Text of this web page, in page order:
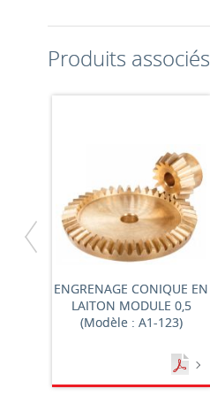
Produits associés
ENGRENAGE CONIQUE EN
LAITON MODULE 0,5
(Modèle : A1-123)